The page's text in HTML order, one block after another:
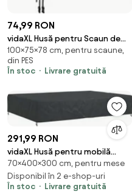
74,99 RON
vidaXL Husă pentru Scaun de
Grădină 75 x 78 x 65 / 100 cm
100×75×78 cm, pentru scaune,
din PES
În stoc
Livrare gratuită
291,99 RON
vidaXL Husă pentru mobilă
Simplu Negru 400 x 300 x 70 cm
420D
70×400×300 cm, pentru mese
Disponibil în 2 e-shop-uri
În stoc
Livrare gratuită